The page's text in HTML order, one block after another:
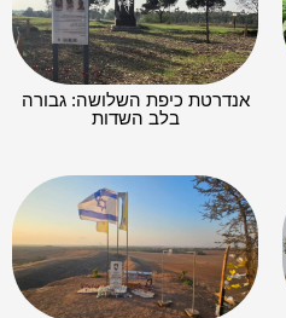
אנדרטת כיפת השלושה: גבורה
בלב השדות